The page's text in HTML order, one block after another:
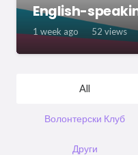
English-
1 week ago 52 views
All
Волонтерски Клуб
Други